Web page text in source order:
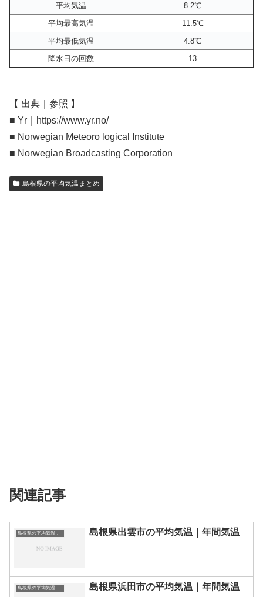
平均気温
8.2℃
平均最高気温
11.5℃
平均最低気温
4.8℃
降水日の回数
13
【 出典｜参照 】
■ Yr｜https://www.yr.no/
■ Norwegian Meteoro logical Institute
■ Norwegian Broadcasting Corporation
島根県の平均気温まとめ
関連記事
島根県の平均気温まとめ 島根県出雲市の平均気温｜年間気温
島根県の平均気温まとめ 島根県浜田市の平均気温｜年間気温